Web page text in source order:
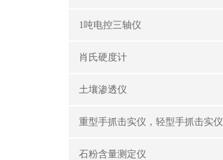
1吨电控三轴仪
肖氏硬度计
土壤渗透仪
重型手抓击实仪，轻型手抓击实仪
石粉含量测定仪